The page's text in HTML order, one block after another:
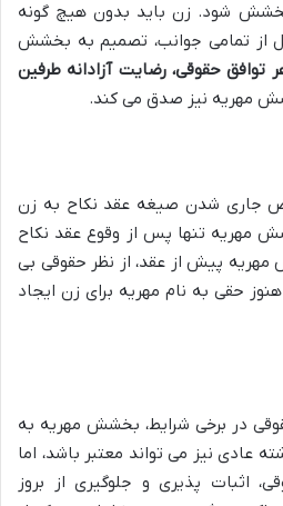
بخشش شود. زن باید بدون هیچ گونه
از تمامی جوانب، تصمیم به بخشش
توافق حقوقی، رضایت آزادانه طرفین
مهریه نیز صدق می کند.
جاری شدن صیغه عقد نکاح به زن
مهریه تنها پس از وقوع عقد نکاح
پیش از عقد، از نظر حقوقی بی
حقی به نام مهریه برای زن ایجاد
در برخی شرایط، بخشش مهریه به
عادی نیز می تواند معتبر باشد، اما
اثبات پذیری و جلوگیری از بروز